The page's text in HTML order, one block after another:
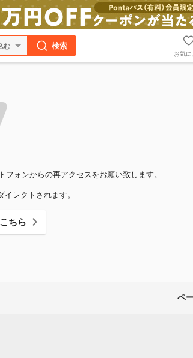
む 検索
お気に
ォンからの再アクセスをお願い致します。
レクトされます。
ちら
ペ